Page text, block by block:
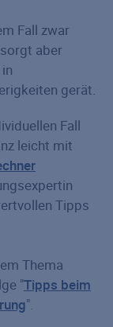
Fall zwar
aber
gerät.
Fall
leicht mit
Tipps
Thema
"Tipps beim
".